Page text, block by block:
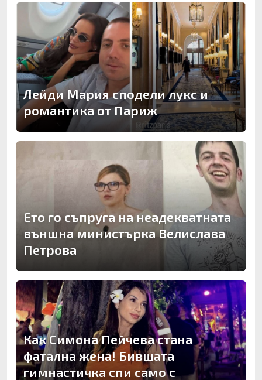
Лейди Мария сподели лукс и
романтика от Париж
Ето го съпруга на неадекватната
външна министърка Велислава
Петрова
Как Симона Пейчева стана
фатална жена! Бившата
гимнастичка спи само с